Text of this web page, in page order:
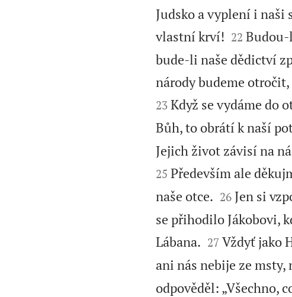
Judsko a vyplení i naši
vlastní krví!
22
bude-li naše dědictví
národy budeme otročit,
23 Když se vydáme do
Bůh, to obrátí k naší
Jejich život závisí na
25 Především ale
naše otce.
26 Jen si
se přihodilo Jákobovi,
Lábana.
27 Vždyť jako
ani nás nebije ze
odpověděl: „Všechno,